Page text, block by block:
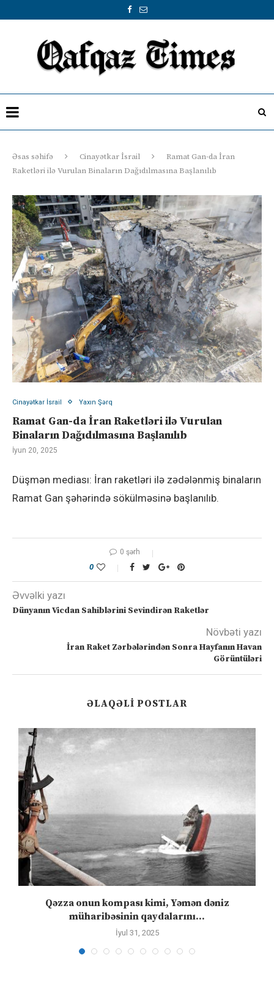
Əsas səhifə Cinayətkar İsrail
Ramat Gan-da İran
Raketləri ilə Vurulan Binaların Dağıdılmasına Başlanılıb
Cinayətkar İsrail Yaxın Şərq
Ramat Gan-da İran Raketləri ilə Vurulan
Binaların Dağıdılmasına Başlanılıb
İyun 20, 2025
Düşmən mediası: İran raketləri ilə zədələnmiş binaların
Ramat Gan şəhərində sökülməsinə başlanılıb.
0 şərh
0
Əvvəlki yazı
Dünyanın Vicdan Sahiblərini Sevindirən Raketlər
Növbəti yazı
İran Raket Zərbələrindən Sonra Hayfanın Havan
Görüntüləri
ƏLAQƏLI POSTLAR
Qəzza onun kompası kimi, Yəmən dəniz
müharibəsinin qaydalarını...
İyul 31, 2025